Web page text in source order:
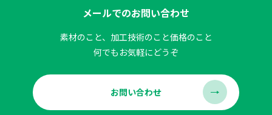
メールでのお問い合わせ
素材のこと、加工技術のこと価格のこと
何でもお気軽にどうぞ
お問い合わせ